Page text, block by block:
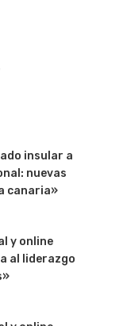
insular a
nuevas
canaria»
y online
al liderazgo